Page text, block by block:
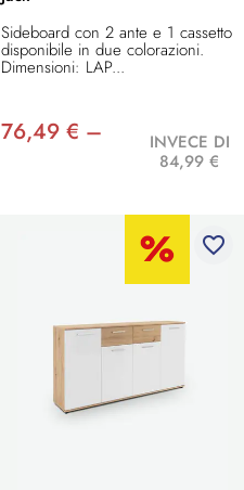
Sideboard con 2 ante e 1 cassetto
disponibile in due colorazioni.
Dimensioni: LAP...
76,49 € –
INVECE DI
84,99 €
favorite_border